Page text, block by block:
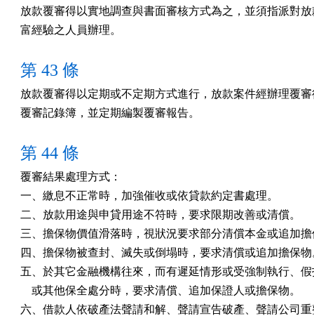
放款覆審得以實地調查與書面審核方式為之，並須指派對
富經驗之人員辦理。
第 43 條
放款覆審得以定期或不定期方式進行，放款案件經辦理覆
覆審記錄簿，並定期編製覆審報告。
第 44 條
覆審結果處理方式：
一、繳息不正常時，加強催收或依貸款約定書處理。
二、放款用途與申貸用途不符時，要求限期改善或清償。
三、擔保物價值滑落時，視狀況要求部分清償本金或追加
四、擔保物被查封、滅失或倒塌時，要求清償或追加擔保物
五、於其它金融機構往來，而有遲延情形或受強制執行、
    或其他保全處分時，要求清償、追加保證人或擔保物。
六、借款人依破產法聲請和解、聲請宣告破產、聲請公司